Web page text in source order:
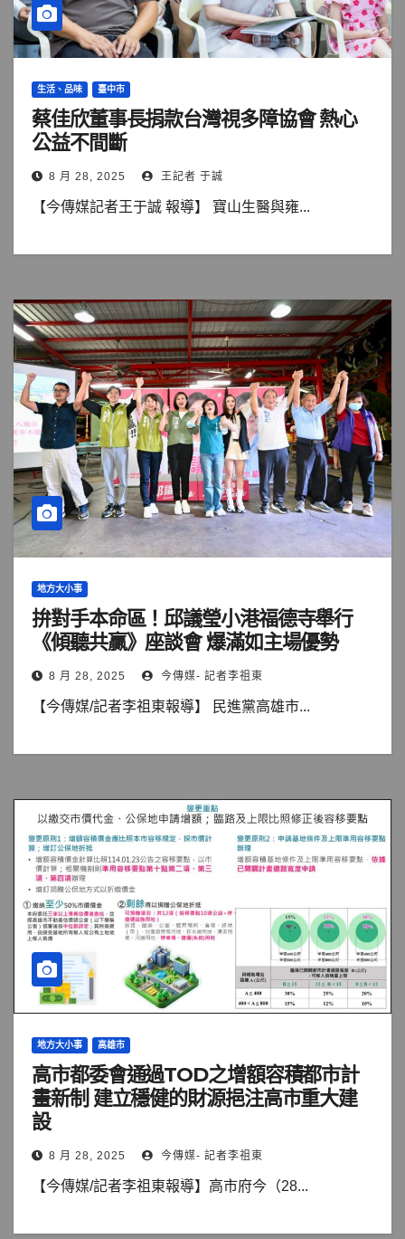
生活、品味 臺中市
蔡佳欣董事長捐款台灣視多障協會 熱心
公益不間斷
8 月 28, 2025 王記者 于誠
【今傳媒記者王于誠 報導】 寶山生醫與雍...
地方大小事
拚對手本命區！邱議瑩小港福德寺舉行
《傾聽共贏》座談會 爆滿如主場優勢
8 月 28, 2025 今傳媒- 記者李祖東
【今傳媒/記者李祖東報導】 民進黨高雄市...
地方大小事 高雄市
高市都委會通過TOD之增額容積都市計
畫新制 建立穩健的財源挹注高市重大建
設
8 月 28, 2025 今傳媒- 記者李祖東
【今傳媒/記者李祖東報導】高市府今（28...